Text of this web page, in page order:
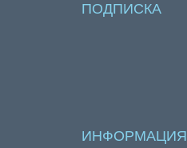
ПОДПИСКА
ИНФОРМАЦИЯ